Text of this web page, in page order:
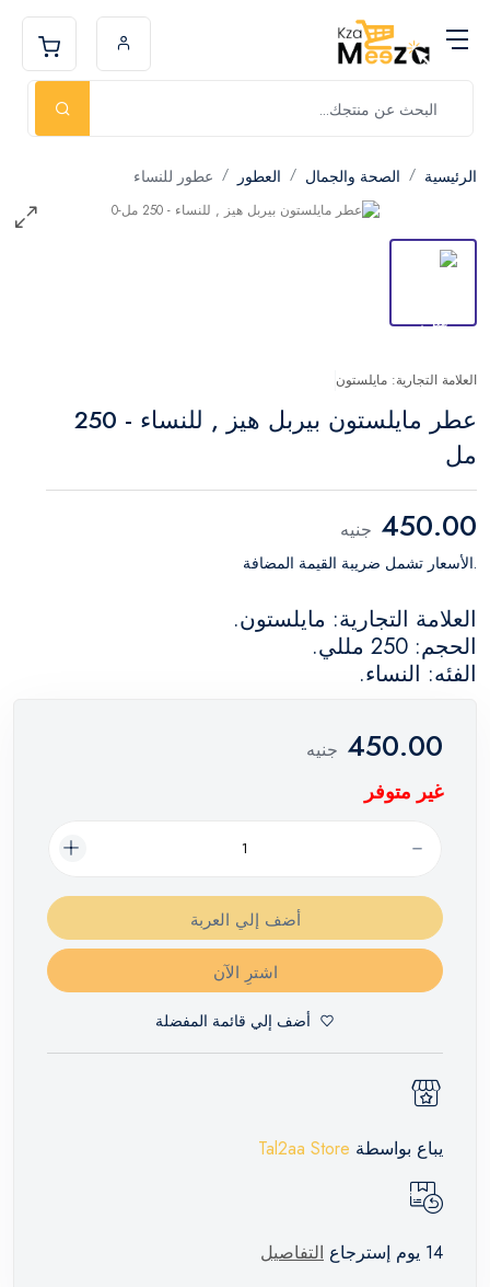
الرئيسية الصحة والجمال العطور عطور للنساء
العلامة التجارية: مايلستون
عطر مايلستون بيربل هيز , للنساء - 250
مل
450.00 جنيه
.الأسعار تشمل ضريبة القيمة المضافة
العلامة التجارية: مايلستون.
الحجم: 250 مللي.
الفئه: النساء.
450.00 جنيه
غير متوفر
أضف إلي العربة
اشترِ الآن
أضف إلي قائمة المفضلة
يباع بواسطة Tal2aa Store
14 يوم إسترجاع التفاصيل